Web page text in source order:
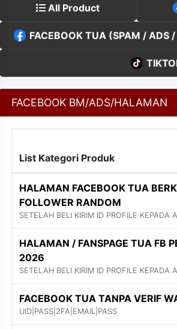
All Product
FACEBOOK TUA (SPAM / ADS
FACEBOOK BM/ADS/HALAMAN
List Kategori Produk
HALAMAN FACEBOOK TUA
FOLLOWER RANDOM
SETELAH BELI KIRIM ID PROFILE KEPADA
HALAMAN / FANSPAGE TUA FB
2026
SETELAH BELI KIRIM ID PROFILE KEPADA
FACEBOOK TUA TANPA VERIF
UID|PASS|2FA|EMAIL|PASS